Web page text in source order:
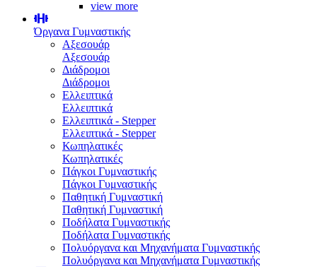
view more
Όργανα Γυμναστικής
Αξεσουάρ
Αξεσουάρ
Διάδρομοι
Διάδρομοι
Ελλειπτικά
Ελλειπτικά
Ελλειπτικά - Stepper
Ελλειπτικά - Stepper
Κωπηλατικές
Κωπηλατικές
Πάγκοι Γυμναστικής
Πάγκοι Γυμναστικής
Παθητική Γυμναστική
Παθητική Γυμναστική
Ποδήλατα Γυμναστικής
Ποδήλατα Γυμναστικής
Πολυόργανα και Μηχανήματα Γυμναστικής
Πολυόργανα και Μηχανήματα Γυμναστικής